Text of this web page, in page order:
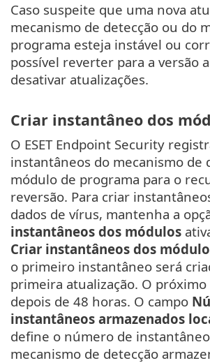
Caso suspeite que uma nova
mecanismo de detecção ou do
programa esteja instável ou
possível reverter para a versão
desativar atualizações.
Criar instantâneo dos
O ESET Endpoint Security
instantâneos do mecanismo de
módulo de programa para o
reversão. Para criar
dados de vírus, mantenha a
instantâneos dos módulos
Criar instantâneos dos
o primeiro instantâneo será
primeira atualização. O
depois de 48 horas. O campo
instantâneos armazenados
define o número de
mecanismo de detecção